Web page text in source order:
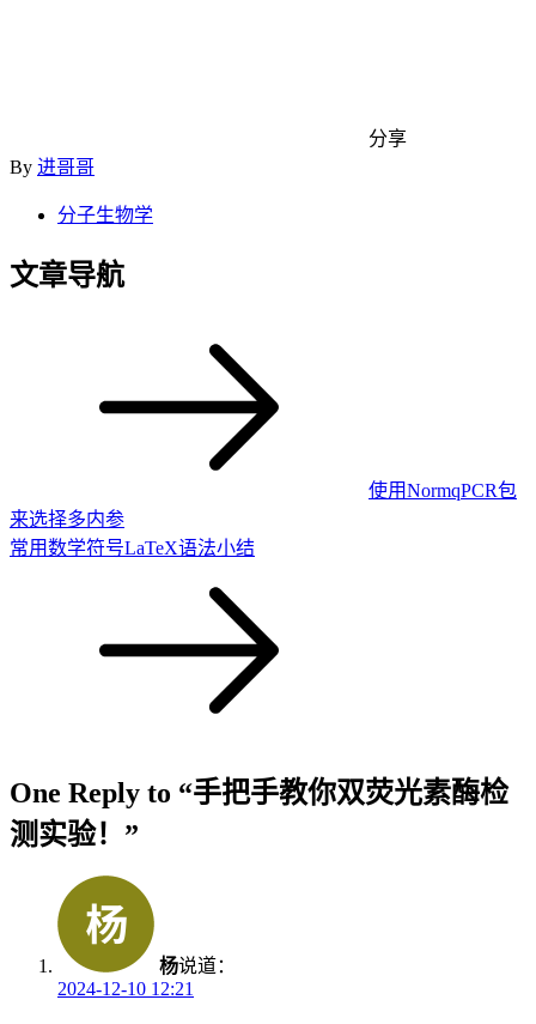
分享
By 进哥哥
分子生物学
文章导航
使用NormqPCR包
来选择多内参
常用数学符号LaTeX语法小结
One Reply to “手把手教你双荧光素酶检
测实验！”
杨说道：
2024-12-10 12:21